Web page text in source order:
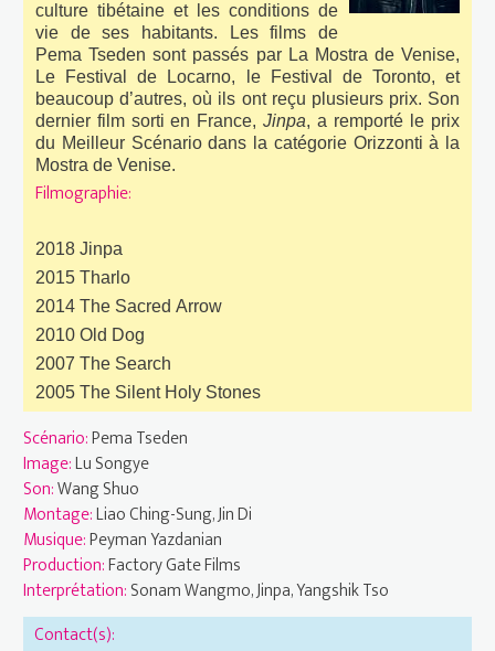
culture tibétaine et les conditions de
vie de ses habitants. Les films de
Pema Tseden sont passés par La Mostra de Venise,
Le Festival de Locarno, le Festival de Toronto, et
beaucoup d’autres, où ils ont reçu plusieurs prix. Son
dernier film sorti en France, Jinpa, a remporté le prix
du Meilleur Scénario dans la catégorie Orizzonti à la
Mostra de Venise.
Filmographie:
2018 Jinpa
2015 Tharlo
2014 The Sacred Arrow
2010 Old Dog
2007 The Search
2005 The Silent Holy Stones
Scénario:Pema Tseden
Image:Lu Songye
Son:Wang Shuo
Montage:Liao Ching-Sung, Jin Di
Musique:Peyman Yazdanian
Production:Factory Gate Films
Interprétation:Sonam Wangmo, Jinpa, Yangshik Tso
Contact(s):